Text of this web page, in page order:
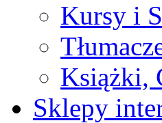
Kursy i
Książki,
Sklepy